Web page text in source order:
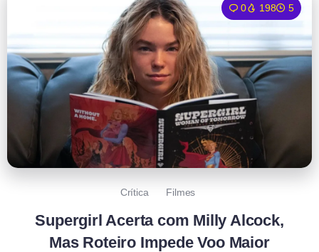
0 198 5
Crítica Filmes
Supergirl Acerta com Milly Alcock,
Mas Roteiro Impede Voo Maior